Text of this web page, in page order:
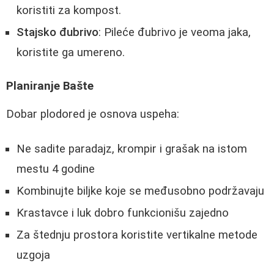
koristiti za kompost.
Stajsko đubrivo: Pileće đubrivo je veoma jaka,
koristite ga umereno.
Planiranje Bašte
Dobar plodored je osnova uspeha:
Ne sadite paradajz, krompir i grašak na istom
mestu 4 godine
Kombinujte biljke koje se međusobno podržavaju
Krastavce i luk dobro funkcionišu zajedno
Za štednju prostora koristite vertikalne metode
uzgoja